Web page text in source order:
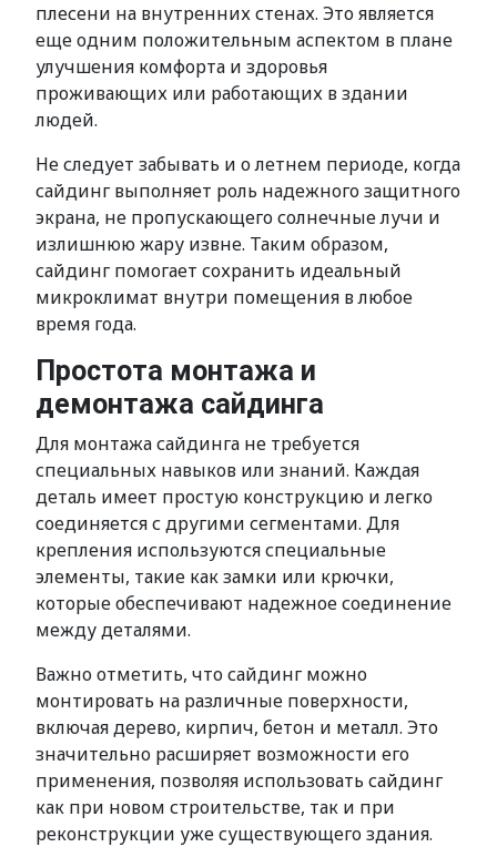
плесени на внутренних стенах. Это является
еще одним положительным аспектом в плане
улучшения комфорта и здоровья
проживающих или работающих в здании
людей.
Не следует забывать и о летнем периоде, когда
сайдинг выполняет роль надежного защитного
экрана, не пропускающего солнечные лучи и
излишнюю жару извне. Таким образом,
сайдинг помогает сохранить идеальный
микроклимат внутри помещения в любое
время года.
Простота монтажа и
демонтажа сайдинга
Для монтажа сайдинга не требуется
специальных навыков или знаний. Каждая
деталь имеет простую конструкцию и легко
соединяется с другими сегментами. Для
крепления используются специальные
элементы, такие как замки или крючки,
которые обеспечивают надежное соединение
между деталями.
Важно отметить, что сайдинг можно
монтировать на различные поверхности,
включая дерево, кирпич, бетон и металл. Это
значительно расширяет возможности его
применения, позволяя использовать сайдинг
как при новом строительстве, так и при
реконструкции уже существующего здания.